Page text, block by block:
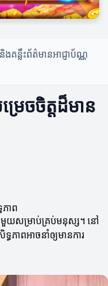
ងគន្លឹះព័ត៌មានអាជ្ញាប័ណ្ណ
េចចិត្ត​ដ៏មាន
ភាព
មួយសម្រាប់គ្រប់មនុស្ស។ នៅ
ភាពអាចនាំឲ្យមានការ